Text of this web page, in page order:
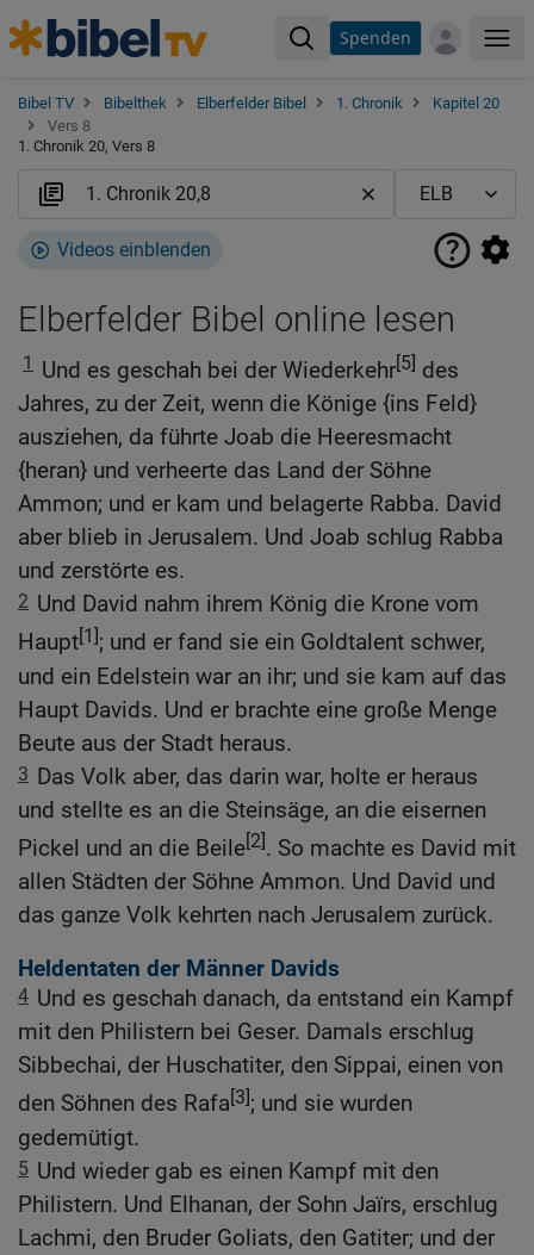
Spenden
Bibel TV Bibelthek Elberfelder Bibel 1. Chronik
Kapitel 20
Vers 8
1. Chronik 20, Vers 8
Videos einblenden
Elberfelder Bibel online lesen
1 Und es geschah bei der Wiederkehr[5] des
Jahres, zu der Zeit, wenn die Könige {ins Feld}
ausziehen, da führte Joab die Heeresmacht
{heran} und verheerte das Land der Söhne
Ammon; und er kam und belagerte Rabba. David
aber blieb in Jerusalem. Und Joab schlug Rabba
und zerstörte es.
2 Und David nahm ihrem König die Krone vom
Haupt[1]; und er fand sie ein Goldtalent schwer,
und ein Edelstein war an ihr; und sie kam auf das
Haupt Davids. Und er brachte eine große Menge
Beute aus der Stadt heraus.
3 Das Volk aber, das darin war, holte er heraus
und stellte es an die Steinsäge, an die eisernen
Pickel und an die Beile[2]. So machte es David mit
allen Städten der Söhne Ammon. Und David und
das ganze Volk kehrten nach Jerusalem zurück.
Heldentaten der Männer Davids
4 Und es geschah danach, da entstand ein Kampf
mit den Philistern bei Geser. Damals erschlug
Sibbechai, der Huschatiter, den Sippai, einen von
den Söhnen des Rafa[3]; und sie wurden
gedemütigt.
5 Und wieder gab es einen Kampf mit den
Philistern. Und Elhanan, der Sohn Jaïrs, erschlug
Lachmi, den Bruder Goliats, den Gatiter; und der